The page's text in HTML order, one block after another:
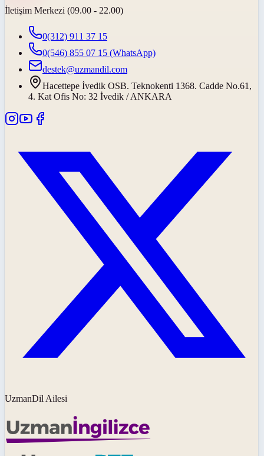
İletişim Merkezi (09.00 - 22.00)
0(312) 911 37 15
0(546) 855 07 15 (WhatsApp)
destek@uzmandil.com
Hacettepe İvedik OSB. Teknokenti 1368. Cadde No.61,
4. Kat Ofis No: 32 İvedik / ANKARA
UzmanDil Ailesi